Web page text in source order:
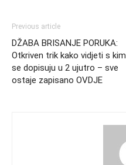
Previous article
DŽABA BRISANJE PORUKA:
Otkriven trik kako vidjeti s kim
se dopisuju u 2 ujutro – sve
ostaje zapisano OVDJE